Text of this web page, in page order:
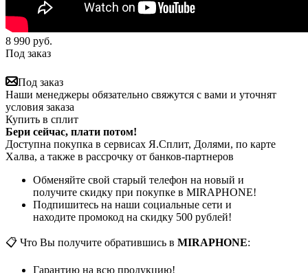
8 990 руб.
Под заказ
Под заказ
Наши менеджеры обязательно свяжутся с вами и уточнят
условия заказа
Купить в сплит
Бери сейчас, плати потом!
Доступна покупка в сервисах Я.Сплит, Долями, по карте
Халва, а также в рассрочку от банков-партнеров
Обменяйте свой старый телефон на новый и
получите скидку при покупке в MIRAPHONE!
Подпишитесь на наши социальные сети и
находите промокод на скидку 500 рублей!
📋 Что Вы получите обратившись в MIRAPHONE:
Гарантию на всю продукцию!